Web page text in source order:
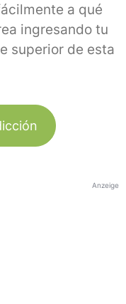
a qué
ingresando tu
superior de esta
Anzeige